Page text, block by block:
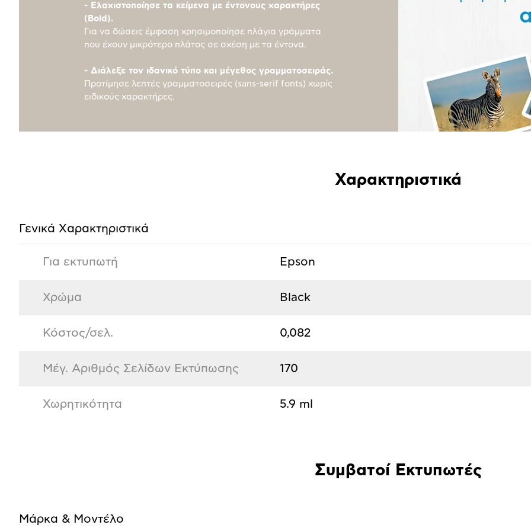
- Ελαχιστοποίησε τα κείμενα με έντονους χαρακτήρες
(Bold).
Για να δώσεις έμφαση χρησιμοποίησε πλάγια γράμματα
που έχουν μικρότερο πλάτος σε σχέση με τα έντονα.
- Διάλεξε τον ιδανικό τύπο και μέγεθος γραμματοσειράς.
Προτίμησε λεπτές γραμματοσειρές (sans-serif fonts) χωρίς
ειδικούς χαρακτήρες.
Χαρακτηριστικά
Γενικά Xαρακτηριστικά
Για εκτυπωτή Epson
Χρώμα Black
Κόστος/σελ. 0,082
Μέγ. Αριθμός Σελίδων Εκτύπωσης 170
Χωρητικότητα 5.9 ml
Συμβατοί Εκτυπωτές
Μάρκα & Μοντέλο